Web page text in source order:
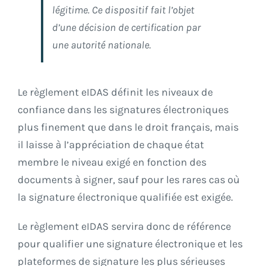
légitime. Ce dispositif fait l’objet
d’une décision de certification par
une autorité nationale.
Le règlement eIDAS définit les niveaux de
confiance dans les signatures électroniques
plus finement que dans le droit français, mais
il laisse à l’appréciation de chaque état
membre le niveau exigé en fonction des
documents à signer, sauf pour les rares cas où
la signature électronique qualifiée est exigée.
Le règlement eIDAS servira donc de référence
pour qualifier une signature électronique et les
plateformes de signature les plus sérieuses